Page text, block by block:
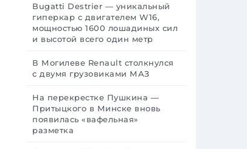
Bugatti Destrier — уникальный
гиперкар с двигателем W16,
мощностью 1600 лошадиных сил
и высотой всего один метр
В Могилеве Renault столкнулся
с двумя грузовиками МАЗ
На перекрестке Пушкина —
Притыцкого в Минске вновь
появилась «вафельная»
разметка